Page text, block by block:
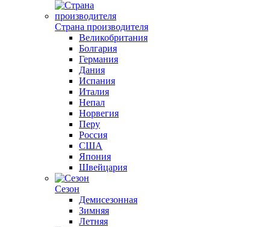
Страна производителя
Великобритания
Болгария
Германия
Дания
Испания
Италия
Непал
Норвегия
Перу
Россия
США
Япония
Швейцария
Сезон
Демисезонная
Зимняя
Летняя